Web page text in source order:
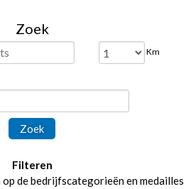
Zoek
Km
Zoek
Filteren
de bedrijfscategorieën en medailles